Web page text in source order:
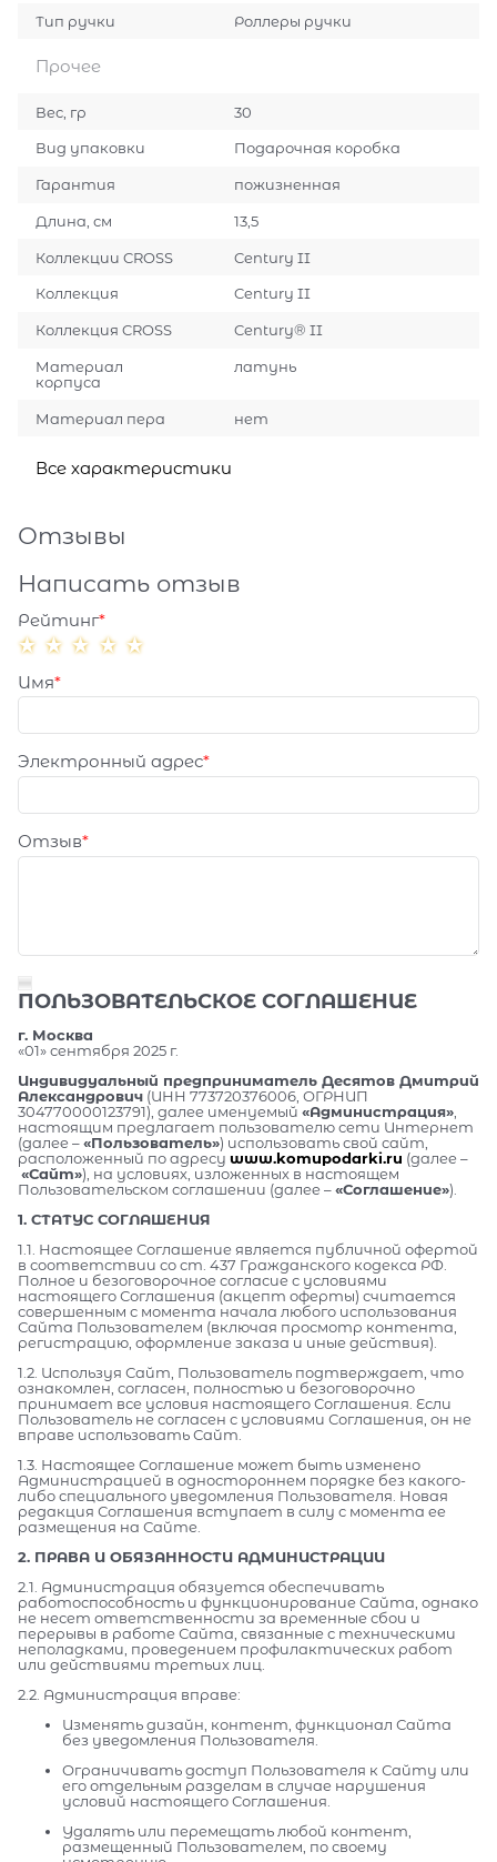
Тип ручки Роллеры ручки
Прочее
Вес, гр 30
Вид упаковки Подарочная коробка
Гарантия пожизненная
Длина, см 13,5
Коллекции CROSS Century II
Коллекция Century II
Коллекция CROSS Century® II
Материал
корпуса
латунь
Материал пера нет
Все характеристики
Отзывы
Написать отзыв
Рейтинг
Имя
Электронный адрес
Отзыв
ПОЛЬЗОВАТЕЛЬСКОЕ СОГЛАШЕНИЕ
г. Москва
«01» сентября 2025 г.
Индивидуальный предприниматель Десятов Дмитрий
Александрович (ИНН 773720376006, ОГРНИП
304770000123791), далее именуемый «Администрация»
настоящим предлагает пользователю сети Интернет
(далее –«Пользователь») использовать свой сайт,
расположенный по адресу www.komupodarki.ru (далее –
«Сайт»), на условиях, изложенных в настоящем
Пользовательском соглашении (далее –«Соглашение»).
1. СТАТУС СОГЛАШЕНИЯ
1.1. Настоящее Соглашение является публичной офертой
в соответствии со ст. 437 Гражданского кодекса РФ.
Полное и безоговорочное согласие с условиями
настоящего Соглашения (акцепт оферты) считается
совершенным с момента начала любого использования
Сайта Пользователем (включая просмотр контента,
регистрацию, оформление заказа и иные действия).
1.2. Используя Сайт, Пользователь подтверждает, что
ознакомлен, согласен, полностью и безоговорочно
принимает все условия настоящего Соглашения. Если
Пользователь не согласен с условиями Соглашения, он не
вправе использовать Сайт.
1.3. Настоящее Соглашение может быть изменено
Администрацией в одностороннем порядке без какого-
либо специального уведомления Пользователя. Новая
редакция Соглашения вступает в силу с момента ее
размещения на Сайте.
2. ПРАВА И ОБЯЗАННОСТИ АДМИНИСТРАЦИИ
2.1. Администрация обязуется обеспечивать
работоспособность и функционирование Сайта, однако
не несет ответственности за временные сбои и
перерывы в работе Сайта, связанные с техническими
неполадками, проведением профилактических работ
или действиями третьих лиц.
2.2. Администрация вправе:
Изменять дизайн, контент, функционал Сайта
без уведомления Пользователя.
Ограничивать доступ Пользователя к Сайту или
его отдельным разделам в случае нарушения
условий настоящего Соглашения.
Удалять или перемещать любой контент,
размещенный Пользователем, по своему